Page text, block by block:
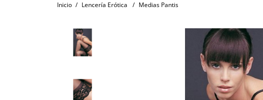
Inicio / Lencería Erótica / Medias Pantis